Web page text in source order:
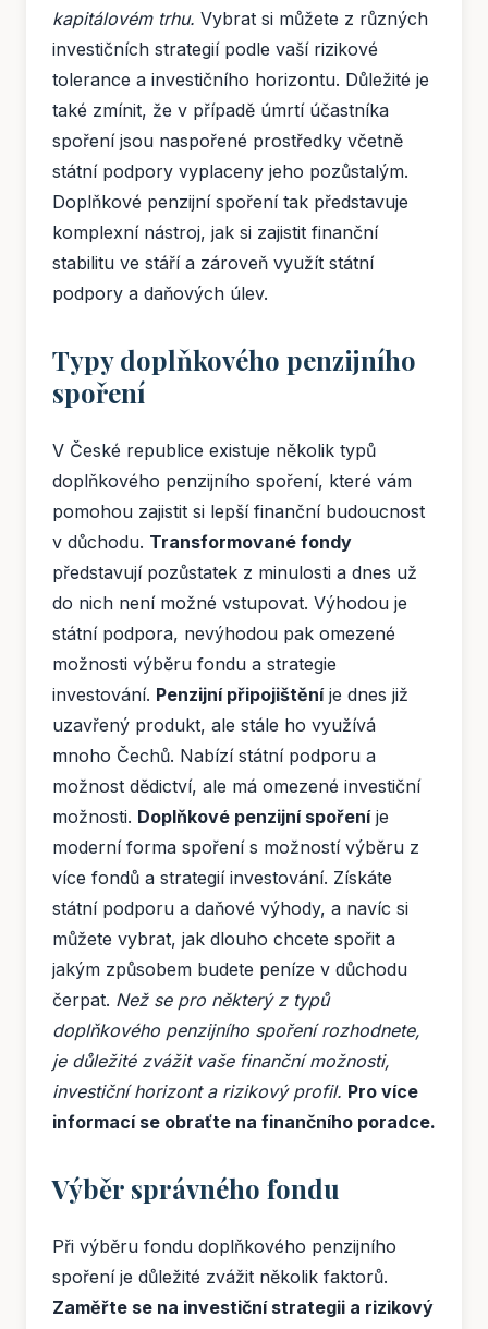
kapitálovém trhu. Vybrat si můžete z různých
investičních strategií podle vaší rizikové
tolerance a investičního horizontu. Důležité je
také zmínit, že v případě úmrtí účastníka
spoření jsou naspořené prostředky včetně
státní podpory vyplaceny jeho pozůstalým.
Doplňkové penzijní spoření tak představuje
komplexní nástroj, jak si zajistit finanční
stabilitu ve stáří a zároveň využít státní
podpory a daňových úlev.
Typy doplňkového penzijního
spoření
V České republice existuje několik typů
doplňkového penzijního spoření, které vám
pomohou zajistit si lepší finanční budoucnost
v důchodu. Transformované fondy
představují pozůstatek z minulosti a dnes už
do nich není možné vstupovat. Výhodou je
státní podpora, nevýhodou pak omezené
možnosti výběru fondu a strategie
investování. Penzijní připojištěníje dnes již
uzavřený produkt, ale stále ho využívá
mnoho Čechů. Nabízí státní podporu a
možnost dědictví, ale má omezené investiční
možnosti. Doplňkové penzijní spořeníje
moderní forma spoření s možností výběru z
více fondů a strategií investování. Získáte
státní podporu a daňové výhody, a navíc si
můžete vybrat, jak dlouho chcete spořit a
jakým způsobem budete peníze v důchodu
čerpat. Než se pro některý z typů
doplňkového penzijního spoření rozhodnete,
je důležité zvážit vaše finanční možnosti,
investiční horizont a rizikový profil. Pro více
informací se obraťte na finančního poradce.
Výběr správného fondu
Při výběru fondu doplňkového penzijního
spoření je důležité zvážit několik faktorů.
Zaměřte se na investiční strategii a rizikový